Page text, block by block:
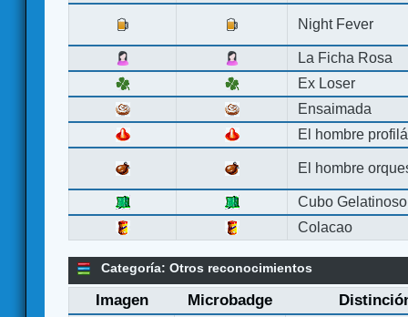
Night Fever
La Ficha Rosa
Ex Loser
Ensaimada
El hombre
El hombre
Cubo Gelatinoso
Colacao
Categoría: Otros reconocimientos
Imagen Microbadge